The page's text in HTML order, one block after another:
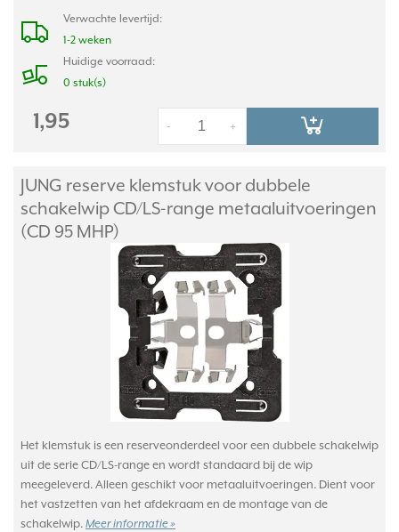
Verwachte levertijd:
1-2 weken
Huidige voorraad:
0 stuk(s)
1,95 +
-
JUNG reserve klemstuk voor dubbele
schakelwip CD/LS-range metaaluitvoeringen
(CD 95 MHP)
Het klemstuk is een reserveonderdeel voor een dubbele schakelwip
uit de serie CD/LS-range en wordt standaard bij de wip
meegeleverd. Alleen geschikt voor metaaluitvoeringen. Dient voor
het vastzetten van het afdekraam en de montage van de
schakelwip. Meer informatie »